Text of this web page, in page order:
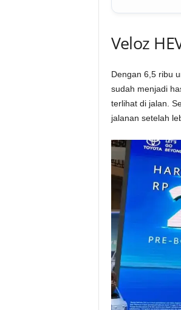
Veloz
Dengan 6,5 ribu
sudah menjadi
terlihat di jalan.
jalanan setelah